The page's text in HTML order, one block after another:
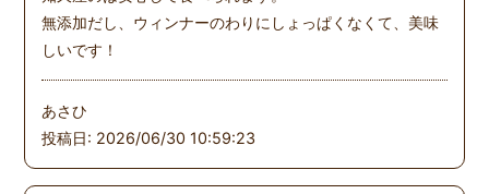
無添加だし、ウィンナーのわりにしょっぱくなくて、美味
しいです！
あさひ
投稿日: 2026/06/30 10:59:23